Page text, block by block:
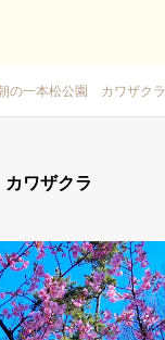
の一本松公園 カワザクラ
ワザクラ